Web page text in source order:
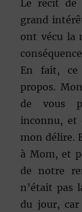
Le récit de
grand
ont vécu la
En fait, ce
propos.
de vous
inconnu, et
mon délire.
à Mom, et
de notre
n’était pas
du jour,